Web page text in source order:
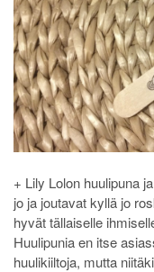
+ Lily Lolon huulipuna
jo ja joutavat kyllä jo
hyvät tällaiselle
Huulipunia en itse
huulikiiltoja, mutta